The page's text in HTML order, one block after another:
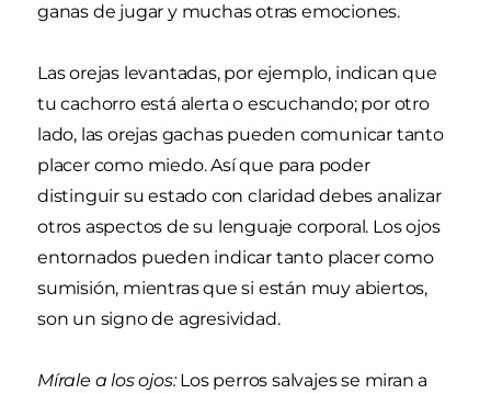
ganas de jugar y muchas otras emociones.
Las orejas levantadas, por ejemplo, indican que
tu cachorro está alerta o escuchando; por otro
lado, las orejas gachas pueden comunicar tanto
placer como miedo. Así que para poder
distinguir su estado con claridad debes analizar
otros aspectos de su lenguaje corporal. Los ojos
entornados pueden indicar tanto placer como
sumisión, mientras que si están muy abiertos,
son un signo de agresividad.
Mírale a los ojos:Los perros salvajes se miran a